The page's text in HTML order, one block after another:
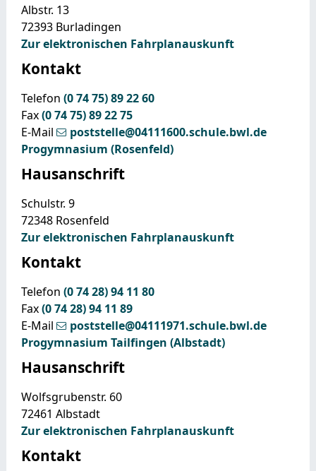
Albstr. 13
72393 Burladingen
Zur elektronischen Fahrplanauskunft
Kontakt
Telefon (07475) 892260
Fax(07475) 892275
E-Mail
poststelle@04111600.schule.bwl.de
Progymnasium (Rosenfeld)
Hausanschrift
Schulstr. 9
72348 Rosenfeld
Zur elektronischen Fahrplanauskunft
Kontakt
Telefon (07428) 94 11 80
Fax(07428) 94 11 89
E-Mail
poststelle@04111971.schule.bwl.de
Progymnasium Tailfingen (Albstadt)
Hausanschrift
Wolfsgrubenstr. 60
72461 Albstadt
Zur elektronischen Fahrplanauskunft
Kontakt